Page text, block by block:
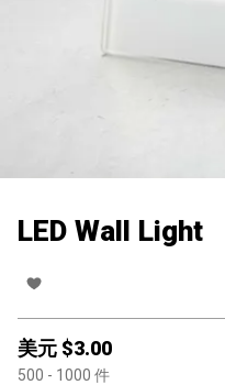
LED Wall Light
美元 $3.00
500 - 1000 件